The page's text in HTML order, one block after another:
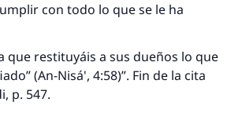
con todo lo que se le ha
que restituyáis a sus dueños lo que
(An-Nisá', 4:58)”. Fin de la cita
p. 547.